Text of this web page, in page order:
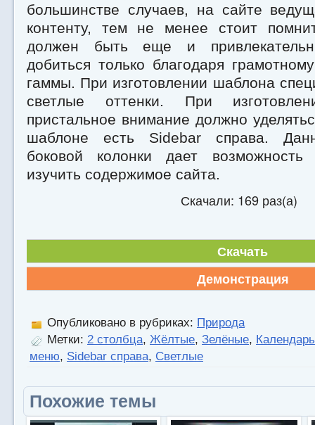
большинстве случаев, на сайте
контенту, тем не менее стоит
должен быть еще и
добиться только благодаря
гаммы. При изготовлении шаблона
светлые оттенки. При
пристальное внимание должно
шаблоне есть Sidebar справа.
боковой колонки дает возможность
изучить содержимое сайта.
Скачали: 169 раз(а)
Скачать
Демонстрация
Опубликовано в рубриках: Природа
Метки: 2 столбца, Жёлтые, Зелёные, Календарь
меню, Sidebar справа, Светлые
Похожие темы